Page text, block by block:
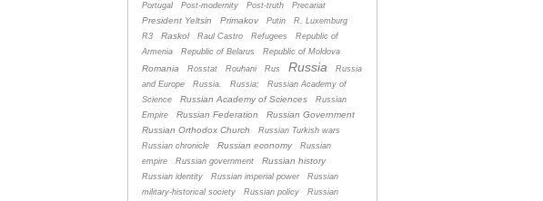
Portugal
Post-modernity Post-truth Precariat
President Yeltsin Primakov Putin
R. Luxemburg
R3
Raskol Raul Castro Refugees
Republic of
Armenia
Republic of Belarus Republic of Moldova
Romania Rosstat Rouhani Rus Russia
Russia
and Europe
Russia. Russia;
Russian Academy of
Science
Russian Academy of Sciences
Russian
Empire
Russian Federation
Russian Government
Russian Orthodox Church
Russian Turkish wars
Russian chronicle
Russian economy
Russian
empire
Russian government Russian history
Russian identity Russian imperial power
Russian
military-historical society
Russian policy Russian